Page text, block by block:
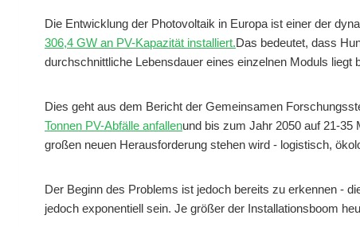
Die Entwicklung der Photovoltaik in Europa ist einer der
306,4 GW an PV-Kapazität installiert.Das bedeutet, dass
durchschnittliche Lebensdauer eines einzelnen Moduls
Dies geht aus dem Bericht der Gemeinsamen
Tonnen PV-Abfälle anfallenund bis zum Jahr 2050 auf 21-35
großen neuen Herausforderung stehen wird - logistisch,
Der Beginn des Problems ist jedoch bereits zu erkennen -
jedoch exponentiell sein. Je größer der Installationsboom